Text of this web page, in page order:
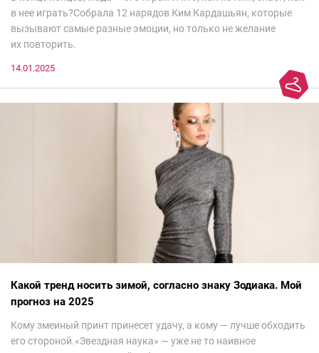
в нее играть?Собрала 12 нарядов Ким Кардашьян, которые
вызывают самые разные эмоции, но только не желание
их повторить.
14.01.2025
Какой тренд носить зимой, согласно знаку Зодиака. Мой
прогноз на 2025
Кому змеиный принт принесет удачу, а кому — лучше обходить
его стороной.«Звездная наука» — уже не то наивное